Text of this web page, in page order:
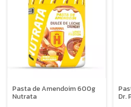
Pasta de Amendoim 600g
Nutrata Dr.